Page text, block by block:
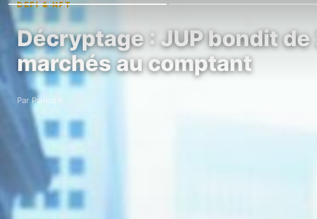
DEFI & NFT
Décryptage : JUP bondit
marchés au comptant
Par Pankaj K